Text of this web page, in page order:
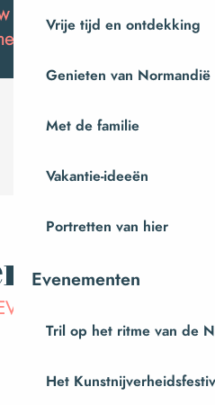
Vrije tijd en ontdekking
Genieten van Normandië
Met de familie
Vakantie-ideeën
Portretten van hier
Evenementen
Tril op het ritme van de
Het
van ondergrondse
mee op een
de Cara-Meuh